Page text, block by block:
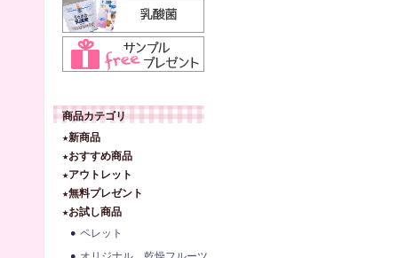
商品カテゴリ
★新商品
★おすすめ商品
★アウトレット
★無料プレゼント
★お試し商品
ペレット